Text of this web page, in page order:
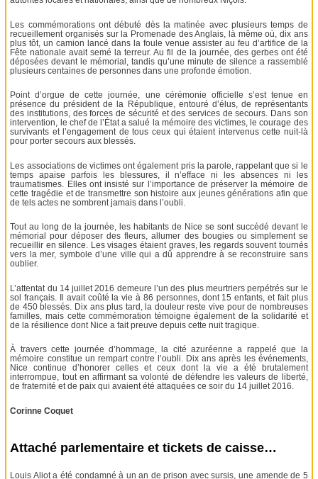
Les commémorations ont débuté dès la matinée avec plusieurs temps de
recueillement organisés sur la Promenade des Anglais, là même où, dix ans
plus tôt, un camion lancé dans la foule venue assister au feu d’artifice de la
Fête nationale avait semé la terreur. Au fil de la journée, des gerbes ont été
déposées devant le mémorial, tandis qu’une minute de silence a rassemblé
plusieurs centaines de personnes dans une profonde émotion.
Point d’orgue de cette journée, une cérémonie officielle s’est tenue en
présence du président de la République, entouré d’élus, de représentants
des institutions, des forces de sécurité et des services de secours. Dans son
intervention, le chef de l’État a salué la mémoire des victimes, le courage des
survivants et l’engagement de tous ceux qui étaient intervenus cette nuit-là
pour porter secours aux blessés.
Les associations de victimes ont également pris la parole, rappelant que si le
temps apaise parfois les blessures, il n’efface ni les absences ni les
traumatismes. Elles ont insisté sur l’importance de préserver la mémoire de
cette tragédie et de transmettre son histoire aux jeunes générations afin que
de tels actes ne sombrent jamais dans l’oubli.
Tout au long de la journée, les habitants de Nice se sont succédé devant le
mémorial pour déposer des fleurs, allumer des bougies ou simplement se
recueillir en silence. Les visages étaient graves, les regards souvent tournés
vers la mer, symbole d’une ville qui a dû apprendre à se reconstruire sans
oublier.
L’attentat du 14 juillet 2016 demeure l’un des plus meurtriers perpétrés sur le
sol français. Il avait coûté la vie à 86 personnes, dont 15 enfants, et fait plus
de 450 blessés. Dix ans plus tard, la douleur reste vive pour de nombreuses
familles, mais cette commémoration témoigne également de la solidarité et
de la résilience dont Nice a fait preuve depuis cette nuit tragique.
À travers cette journée d’hommage, la cité azuréenne a rappelé que la
mémoire constitue un rempart contre l’oubli. Dix ans après les événements,
Nice continue d’honorer celles et ceux dont la vie a été brutalement
interrompue, tout en affirmant sa volonté de défendre les valeurs de liberté,
de fraternité et de paix qui avaient été attaquées ce soir du 14 juillet 2016.
Corinne Coquet
Attaché parlementaire et tickets de caisse…
Louis Aliot a été condamné à un an de prison avec sursis, une amende de 5